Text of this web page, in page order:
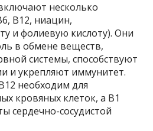
несколько
В12, ниацин,
и фолиевую кислоту). Они
в обмене веществ,
системы, способствуют
и укрепляют иммунитет.
необходим для
кровяных клеток, а В1
сердечно-сосудистой